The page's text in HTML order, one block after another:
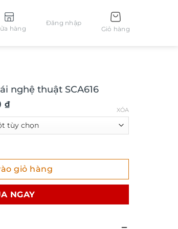
hàng
Đăng nhập
Giỏ hàng
nghệ thuật SCA616
₫
XÓA
thuật SCA616 số lượng
giỏ hàng
NGAY